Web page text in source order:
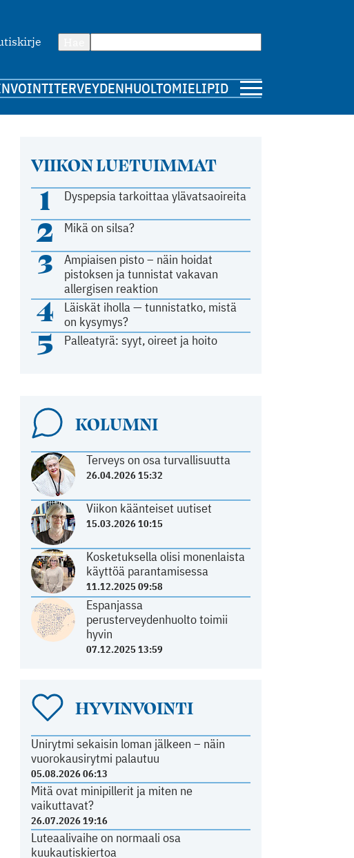
TERVEYDENHUOLTOMIELIPIDE
VIIKON LUETUIMMAT
1 Dyspepsia tarkoittaa ylävatsaoireita
2 Mikä on silsa?
3
Ampiaisen pisto – näin hoidat
pistoksen ja tunnistat vakavan
allergisen reaktion
4
Läiskät iholla — tunnistatko, mistä
on kysymys?
5 Palleatyrä: syyt, oireet ja hoito
KOLUMNI
Terveys on osa turvallisuutta
26.04.2026 15:32
Viikon käänteiset uutiset
15.03.2026 10:15
Kosketuksella olisi monenlaista
käyttöä parantamisessa
11.12.2025 09:58
Espanjassa
perusterveydenhuolto toimii
hyvin
07.12.2025 13:59
HYVINVOINTI
Unirytmi sekaisin loman jälkeen – näin
vuorokausirytmi palautuu
05.08.2026 06:13
Mitä ovat minipillerit ja miten ne
vaikuttavat?
26.07.2026 19:16
Luteaalivaihe on normaali osa
kuukautiskiertoa